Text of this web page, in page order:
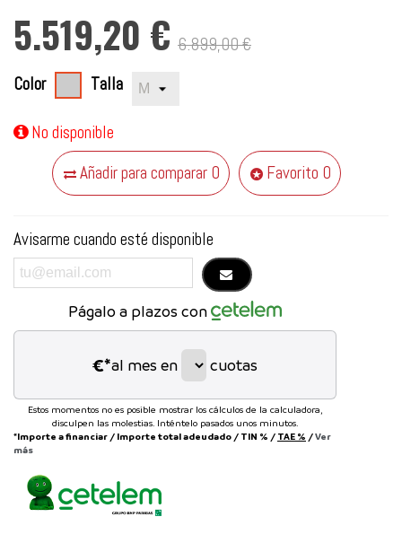
5.519,20 € 6.899,00 €
Color
Speed
(mate)/Negro
(mate)
Talla
No disponible
Añadir para comparar 0 Favorito 0
Avisarme cuando esté disponible
Págalo a plazos con
€*al mes en cuotas
Estos momentos no es posible mostrar los cálculos de la calculadora,
disculpen las molestias. Inténtelo pasados unos minutos.
*Importe a financiar / Importe total adeudado / TIN % / TAE % /Ver
más